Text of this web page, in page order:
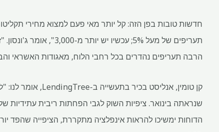
תעריפים של מעל 5%;
הרבה תעריפים נהדרים בכל רחבי הלוח, מאגודות האשראי
הדוחות ימשיכו להראות אינפלציה מתקררת, הציפייה שהפד